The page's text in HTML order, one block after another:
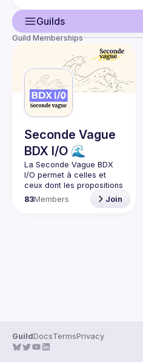
Guilds
Events
Guilds
Guild Memberships
Seconde Vague
BDX I/O 🌊
La Seconde Vague BDX
I/O permet à celles et
ceux dont les propositions
n’ont pas été retenues lors
du dernier CFP de BDX I/O
83Members Join
GuildDocsTermsPrivacy